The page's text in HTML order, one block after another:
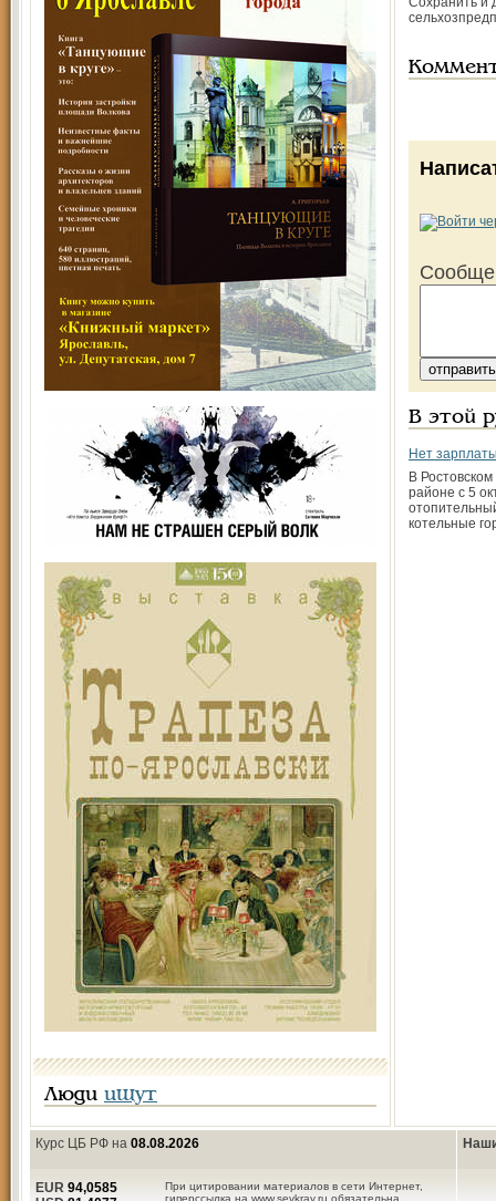
Люди ищут
В этой
Нет
В
районе с 5
котельные
Курс ЦБ РФ на 08.08.2026
При цитировании материалов в сети Интернет,
гиперссылка на www.sevkray.ru обязательна.
EUR 94,0585